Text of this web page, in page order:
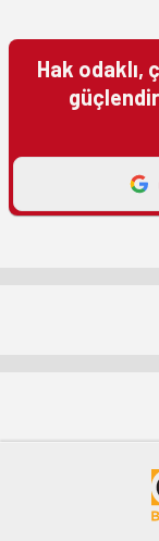
Hak odaklı,